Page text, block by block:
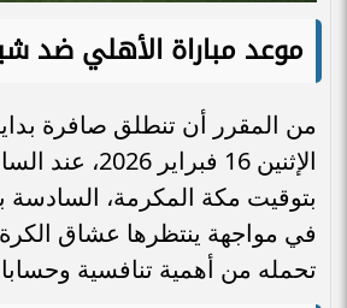
موعد مباراة الأهلي ضد
من المقرر أن تنطلق صافرة
الإثنين 16 فبراير
بتوقيت مكة المكرمة، السادسة
في مواجهة ينتظرها عشاق الكرة
تحمله من أهمية تنافسية